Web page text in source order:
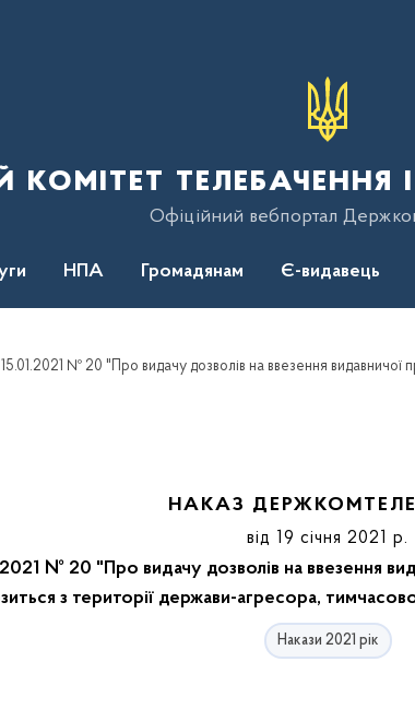
телебачення
Офіційний вебпортал
НПА Громадянам Є-видавець
НАКАЗ
від 19 січня 2021 р.
№ 20 "Про видачу дозволів на ввезення
з території держави-агресора,
Накази 2021 рік